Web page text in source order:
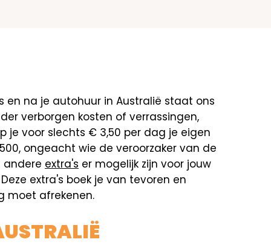
en na je autohuur in Australië staat ons
verborgen kosten of verrassingen,
je voor slechts € 3,50 per dag je eigen
ongeacht wie de veroorzaker van de
andere extra's er mogelijk zijn voor jouw
Deze extra's boek je van tevoren en
moet afrekenen.